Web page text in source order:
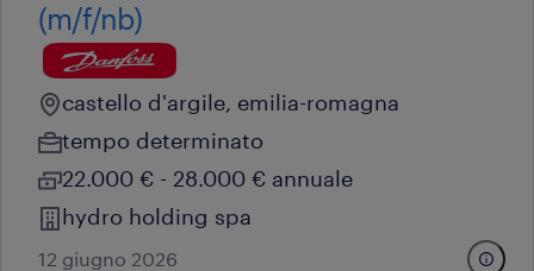
(m/f/nb)
castello d'argile, emilia-romagna
tempo determinato
22.000 € - 28.000 € annuale
hydro holding spa
12 giugno 2026